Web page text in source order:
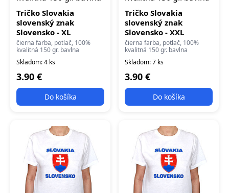
Tričko Slovakia
slovenský znak
Slovensko - XL
čierna farba, potlač, 100%
kvalitná 150 gr. bavlna
Skladom: 4 ks
3.90 €
Do košíka
Tričko Slovakia
slovenský znak
Slovensko - XXL
čierna farba, potlač, 100%
kvalitná 150 gr. bavlna
Skladom: 7 ks
3.90 €
Do košíka